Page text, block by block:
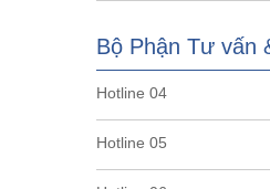
Bộ Phận Tư vấn
Hotline 04
Hotline 05